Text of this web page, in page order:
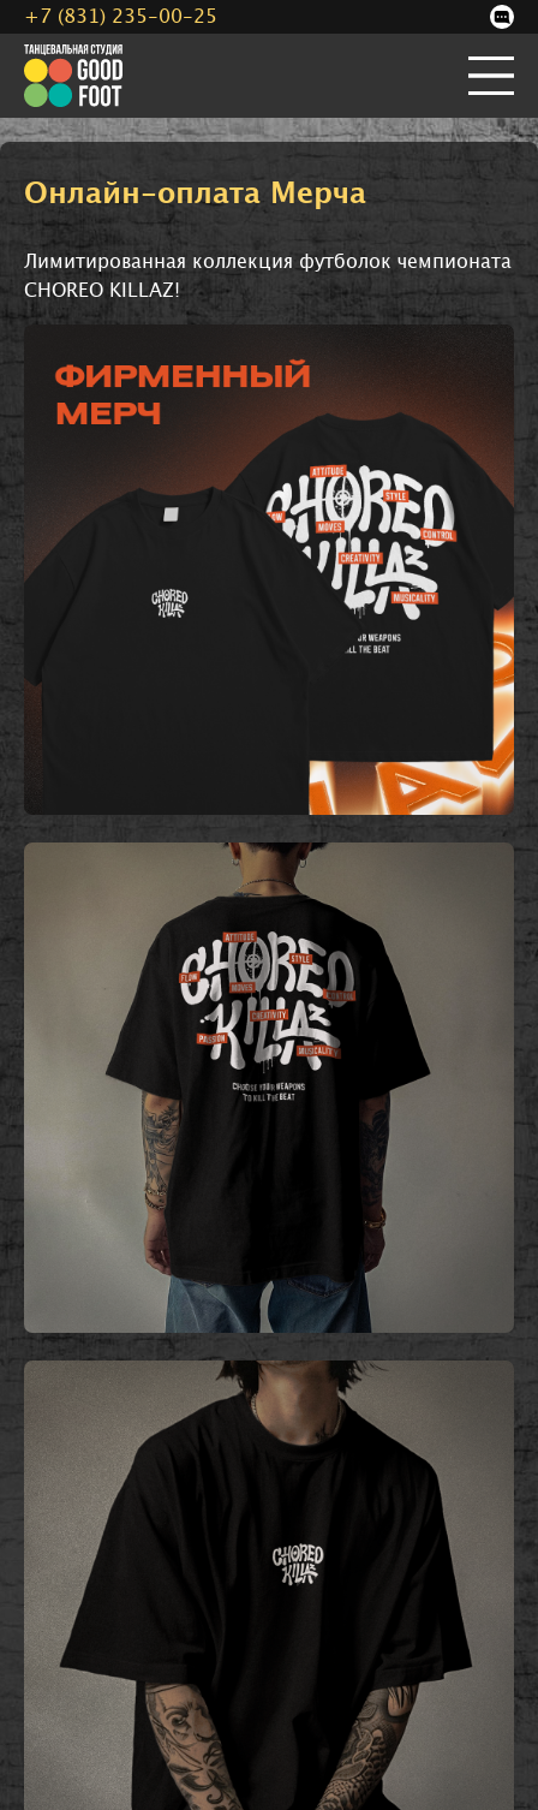
Онлайн-оплата Мерча
Лимитированная коллекция футболок чемпионата
CHOREO KILLAZ!
+7 (831) 235-00-25